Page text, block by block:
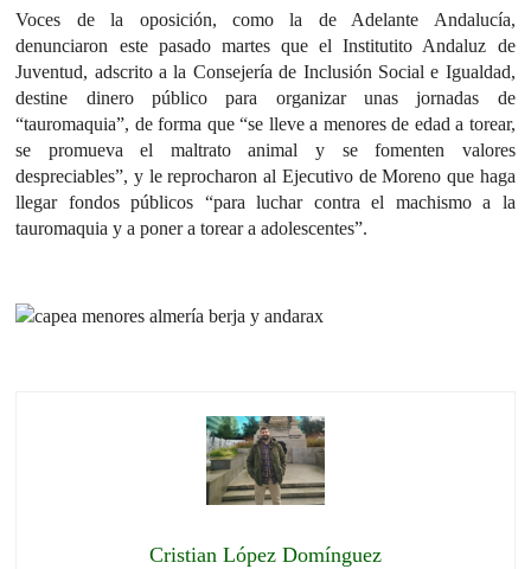
Voces de la oposición, como la de Adelante Andalucía,
denunciaron este pasado martes que el Institutito Andaluz de
Juventud, adscrito a la Consejería de Inclusión Social e Igualdad,
destine dinero público para organizar unas jornadas de
“tauromaquia”, de forma que “se lleve a menores de edad a torear,
se promueva el maltrato animal y se fomenten valores
despreciables”, y le reprocharon al Ejecutivo de Moreno que haga
llegar fondos públicos “para luchar contra el machismo a la
tauromaquia y a poner a torear a adolescentes”.
Cristian López Domínguez